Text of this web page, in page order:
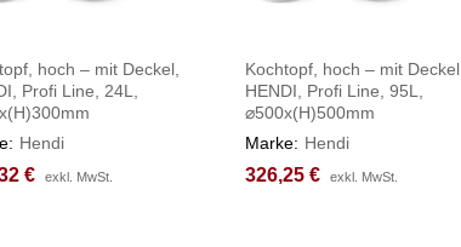
hoch – mit Deckel,
Profi Line, 24L,
Hendi
€ exkl. MwSt.
€ exkl. MwSt.
Kochtopf, hoch – mit Deckel,
HENDI, Profi Line, 95L,
⌀500x(H)500mm
Marke: Hendi
326,25 € exkl. MwSt.
326,25 € exkl. MwSt.